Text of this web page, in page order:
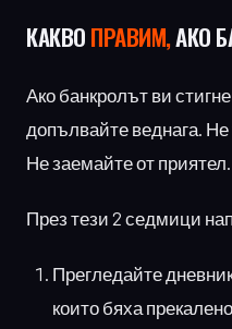
КАКВОПРАВИМ,АКО
Ако банкролът ви
допълвайте веднага. Не
Не заемайте от
През тези 2 седмици
Прегледайте
които бяха